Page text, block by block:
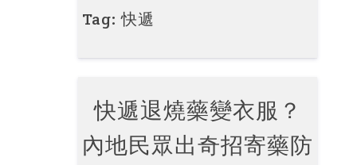
Tag:快遞
快遞退燒藥變衣服？
內地民眾出奇招寄藥防